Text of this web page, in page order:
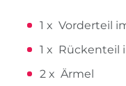
1 x Vorderteil
1 x Rückenteil
2 x Ärmel